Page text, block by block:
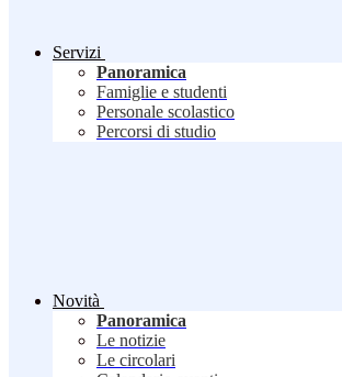
Servizi
Panoramica
Famiglie e studenti
Personale scolastico
Percorsi di studio
Novità
Panoramica
Le notizie
Le circolari